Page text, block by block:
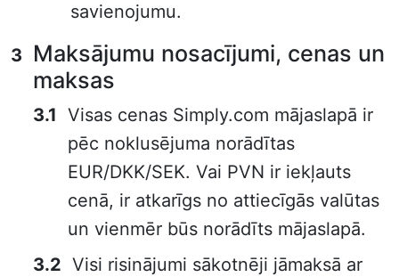
savienojumu.
Maksājumu nosacījumi, cenas un
maksas
Visas cenas Simply.com mājaslapā ir
pēc noklusējuma norādītas
EUR/DKK/SEK. Vai PVN ir iekļauts
cenā, ir atkarīgs no attiecīgās valūtas
un vienmēr būs norādīts mājaslapā.
Visi risinājumi sākotnēji jāmaksā ar